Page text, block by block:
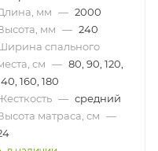
мм — 2000
мм — 240
спального
см — 80, 90, 120,
160, 180
— средний
матраса, см —